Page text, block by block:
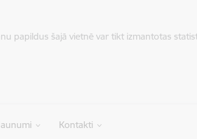
papildus šajā vietnē var tikt izmantotas
Kontakti